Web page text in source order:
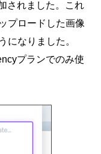
されました。これ
プロードした画像
になりました。
プランでのみ使